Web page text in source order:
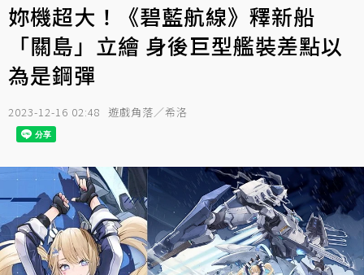
妳機超大！《碧藍航線》釋新船
「關島」立繪 身後巨型艦裝差點以
為是鋼彈
2023-12-16 02:48 遊戲角落／希洛